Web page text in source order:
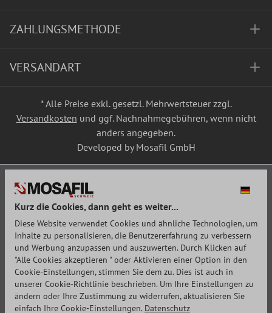
ZAHLUNGSMETHODE
VERSANDART
* Alle Preise exkl. gesetzl. Mehrwertsteuer zzgl.
Versandkosten und ggf. Nachnahmegebühren, wenn nicht
anders angegeben.
Developed by Mosafil GmbH
Kurz die Cookies, dann geht es weiter...
Diese Website verwendet Cookies und ähnliche Technologien, um
Inhalte zu personalisieren, die Benutzererfahrung zu verbessern
und Werbung anzupassen und auszuwerten. Durch Klicken auf
"Alle Cookies akzeptieren " oder Aktivieren einer Option in den
Cookie-Einstellungen, stimmen Sie dem zu. Dies ist auch in
unserer Cookie-Richtlinie beschrieben. Um Ihre Einstellungen zu
ändern oder Ihre Zustimmung zu widerrufen, aktualisieren Sie
einfach Ihre Cookie-Einstellungen. Datenschutz